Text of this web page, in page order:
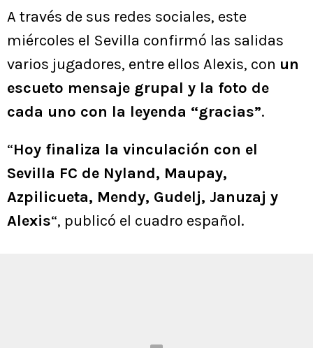
A través de sus redes sociales, este
miércoles el Sevilla confirmó las salidas
varios jugadores, entre ellos Alexis, con un
escueto mensaje grupal y la foto de
cada uno con la leyenda “gracias”.
“Hoy finaliza la vinculación con el
Sevilla FC de Nyland, Maupay,
Azpilicueta, Mendy, Gudelj, Januzaj y
Alexis“, publicó el cuadro español.